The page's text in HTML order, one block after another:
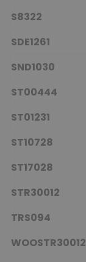
S8322
SDE1261
SND1030
ST00444
ST01231
ST10728
ST17028
STR30012
TRS094
WOOSTR30012